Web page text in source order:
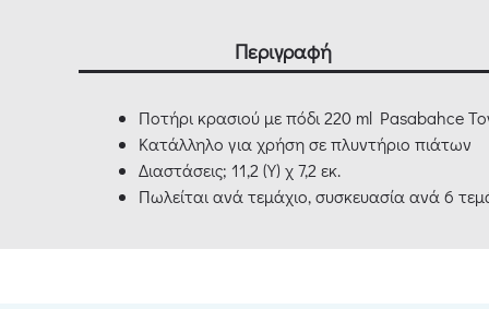
Περιγραφή
Ποτήρι κρασιού με πόδι 220 ml Pasabahce
Κατάλληλο για χρήση σε πλυντήριο πιάτων
Διαστάσεις; 11,2 (Υ) χ 7,2 εκ.
Πωλείται ανά τεμάχιο, συσκευασία ανά 6